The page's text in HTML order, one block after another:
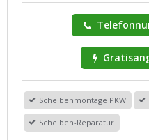
Scheibenmontage PKW
Scheiben-Reparatur